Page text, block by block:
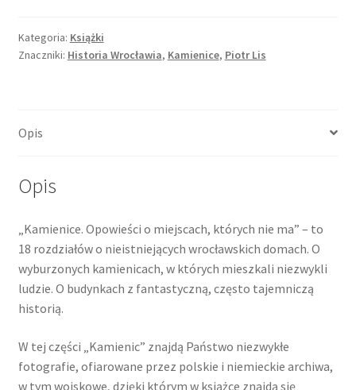
Kamienice
4.
których
Kategoria: Książki
Znaczniki: Historia Wrocławia, Kamienice, Piotr Lis
Opis
Opis
„Kamienice. Opowieści o miejscach, których nie ma” – to
18 rozdziałów o nieistniejących wrocławskich domach. O
wyburzonych kamienicach, w których mieszkali niezwykli
ludzie. O budynkach z fantastyczną, często tajemniczą
historią.
W tej części „Kamienic” znajdą Państwo niezwykłe
fotografie, ofiarowane przez polskie i niemieckie archiwa,
w tym wojskowe, dzięki którym w książce znajdą się